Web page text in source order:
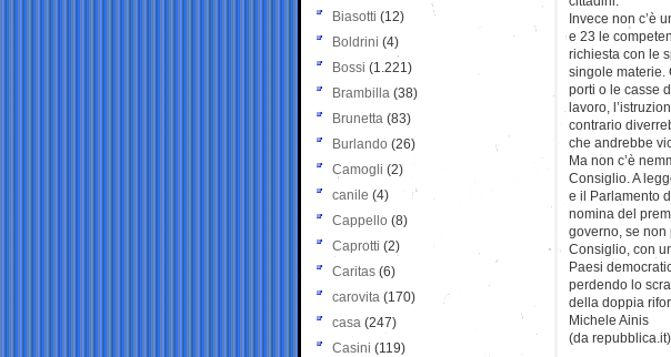
Invece non c’è
e 23 le
richiesta con le
singole materie.
porti o le casse
lavoro,
contrario
che andrebbe
Ma non c’è
Consiglio. A
e il Parlamento
nomina del
governo, se non
Consiglio, con
Paesi
perdendo lo
della doppia
Michele Ainis
(da repubblica.it)
Biasotti (12)
Boldrini (4)
Bossi (1.221)
Brambilla (38)
Brunetta (83)
Burlando (26)
Camogli (2)
canile (4)
Cappello (8)
Caprotti (2)
Caritas (6)
carovita (170)
casa (247)
Casini (119)